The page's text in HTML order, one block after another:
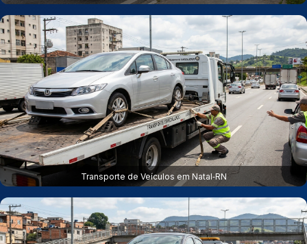
Transporte de Veículos em Natal‑RN